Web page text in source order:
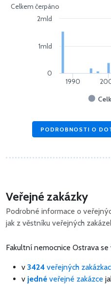
Celkem čerpáno
1990
0
1mld
2mld
PODROBNOSTI O
Veřejné zakázky
Podrobné informace o
jak z věstníku veřejných
Fakultní nemocnice Ostrava se
v 3424 veřejných
v jedné veřejné zakázce